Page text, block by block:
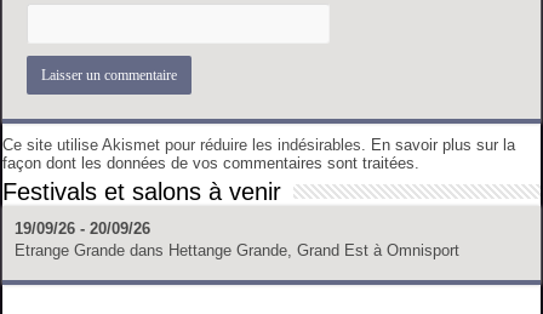
Ce site utilise Akismet pour réduire les indésirables.
En savoir plus sur la
façon dont les données de vos commentaires sont traitées
Festivals et salons à venir
19/09/26 - 20/09/26
Etrange Grande dans Hettange Grande, Grand Est à Omnisport